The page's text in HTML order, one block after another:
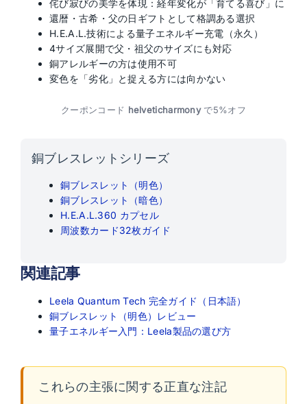
侘び寂びの美学を体現：経年変化が「育てる喜び」に
還暦・古希・父の日ギフトとして格調ある選択
H.E.A.L.技術による量子エネルギー充電（永久）
4サイズ展開で父・祖父のサイズにも対応
銅アレルギーの方は使用不可
変色を「劣化」と捉える方には向かない
クーポンコード helveticharmonyで5%オフ
銅ブレスレットシリーズ
銅ブレスレット（明色）
銅ブレスレット（暗色）
H.E.A.L.360 カプセル
周波数カード32枚ガイド
関連記事
Leela Quantum Tech 完全ガイド（日本語）
銅ブレスレット（明色）レビュー
量子エネルギー入門：Leela製品の選び方
これらの主張に関する正直な注記